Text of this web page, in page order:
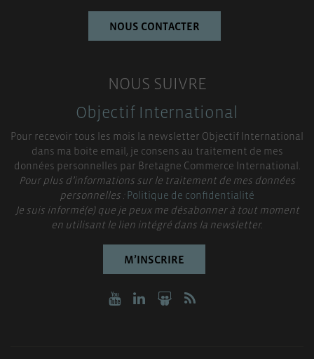
NOUS CONTACTER
NOUS SUIVRE
Objectif International
Pour recevoir tous les mois la newsletter Objectif International
dans ma boite email, je consens au traitement de mes
données personnelles par Bretagne Commerce International.
Pour plus d’informations sur le traitement de mes données
personnelles :Politique de confidentialité
Je suis informé(e) que je peux me désabonner à tout moment
en utilisant le lien intégré dans la newsletter.
M’INSCRIRE